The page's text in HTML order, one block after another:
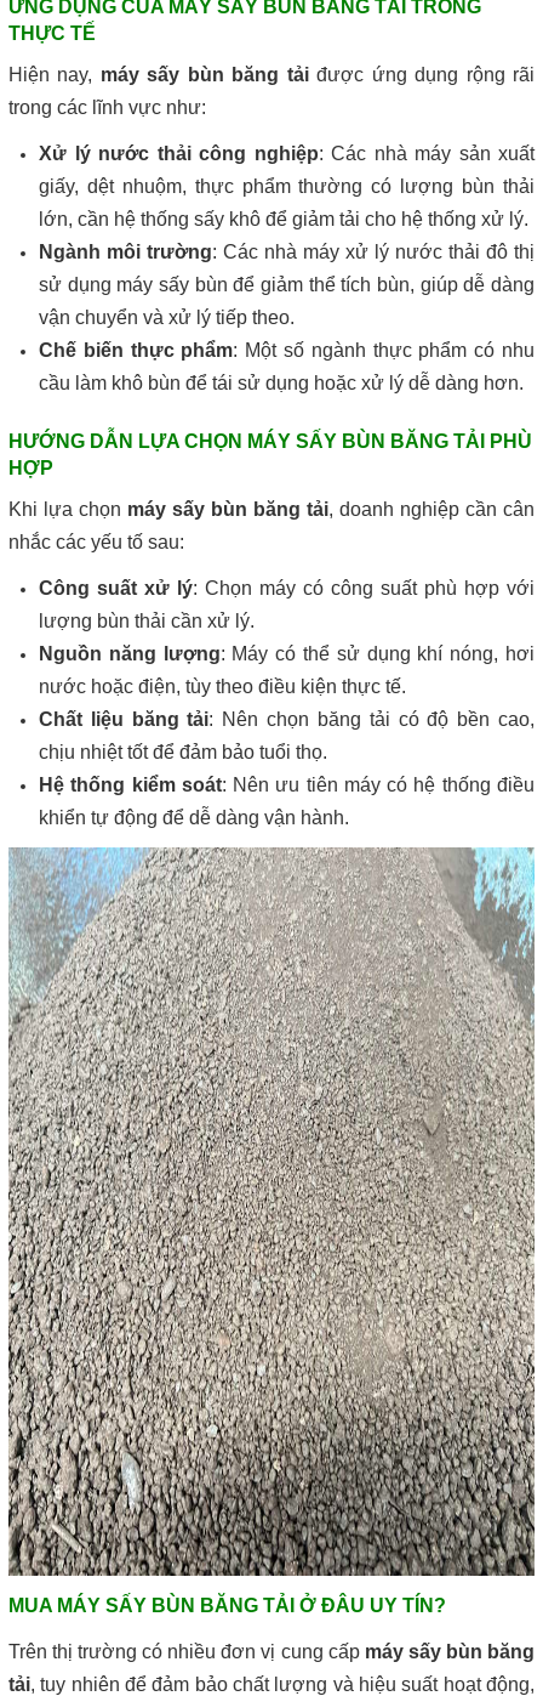
ỨNG DỤNG CỦA MÁY SẤY BÙN BĂNG TẢI TRONG
THỰC TẾ
Hiện nay, máy sấy bùn băng tảiđược ứng dụng rộng rãi
trong các lĩnh vực như:
Xử lý nước thải công nghiệp: Các nhà máy sản xuất
giấy, dệt nhuộm, thực phẩm thường có lượng bùn thải
lớn, cần hệ thống sấy khô để giảm tải cho hệ thống xử lý.
Ngành môi trường: Các nhà máy xử lý nước thải đô thị
sử dụng máy sấy bùn để giảm thể tích bùn, giúp dễ dàng
vận chuyển và xử lý tiếp theo.
Chế biến thực phẩm: Một số ngành thực phẩm có nhu
cầu làm khô bùn để tái sử dụng hoặc xử lý dễ dàng hơn.
HƯỚNG DẪN LỰA CHỌN MÁY SẤY BÙN BĂNG TẢI PHÙ
HỢP
Khi lựa chọn máy sấy bùn băng tải, doanh nghiệp cần cân
nhắc các yếu tố sau:
Công suất xử lý: Chọn máy có công suất phù hợp với
lượng bùn thải cần xử lý.
Nguồn năng lượng: Máy có thể sử dụng khí nóng, hơi
nước hoặc điện, tùy theo điều kiện thực tế.
Chất liệu băng tải: Nên chọn băng tải có độ bền cao,
chịu nhiệt tốt để đảm bảo tuổi thọ.
Hệ thống kiểm soát: Nên ưu tiên máy có hệ thống điều
khiển tự động để dễ dàng vận hành.
MUA MÁY SẤY BÙN BĂNG TẢI Ở ĐÂU UY TÍN?
Trên thị trường có nhiều đơn vị cung cấp máy sấy bùn băng
tải, tuy nhiên để đảm bảo chất lượng và hiệu suất hoạt động,